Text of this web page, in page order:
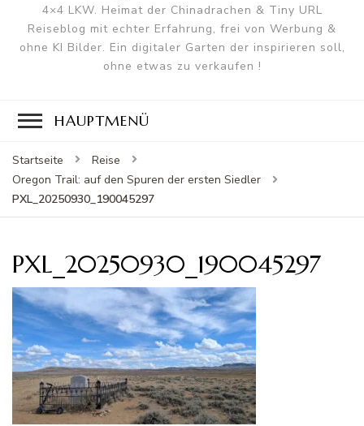
4×4 LKW. Heimat der Chinadrachen & Tiny URL
Reiseblog mit echter Erfahrung, frei von Werbung &
ohne KI Bilder. Ein digitaler Garten der inspirieren soll,
ohne etwas zu verkaufen !
HAUPTMENÜ
Startseite
Reise
Oregon Trail: auf den Spuren der ersten Siedler
PXL_20250930_190045297
PXL_20250930_190045297